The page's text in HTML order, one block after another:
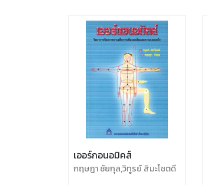
เออร์กอนอมิคส์
กฤษฎา ชัยกุล,วิทูรย์ สิมะโชตดี